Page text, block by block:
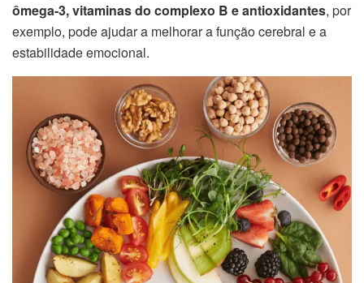
ômega-3, vitaminas do complexo B e antioxidantes, por
exemplo, pode ajudar a melhorar a função cerebral e a
estabilidade emocional.